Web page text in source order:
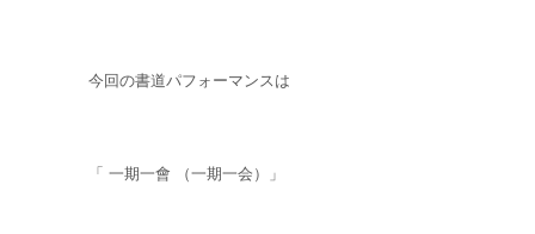
今回の書道パフォーマンスは
「 一期一會 （一期一会）」